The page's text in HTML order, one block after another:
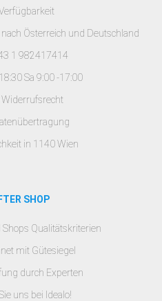
Österreich und Deutschland
1 982417414
Sa 9:00 -17:00
in 1140 Wien
SHOP
Qualitätskriterien
mit Gütesiegel
durch Experten
uns bei Idealo!